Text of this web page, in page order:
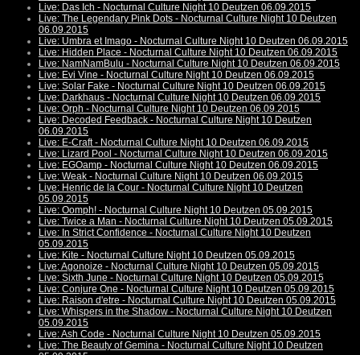
Live: Das Ich - Nocturnal Culture Night 10 Deutzen 06.09.2015
Live: The Legendary Pink Dots - Nocturnal Culture Night 10 Deutzen
06.09.2015
Live: Umbra et Imago - Nocturnal Culture Night 10 Deutzen 06.09.2015
Live: Hidden Place - Nocturnal Culture Night 10 Deutzen 06.09.2015
Live: NamNamBulu - Nocturnal Culture Night 10 Deutzen 06.09.2015
Live: Evi Vine - Nocturnal Culture Night 10 Deutzen 06.09.2015
Live: Solar Fake - Nocturnal Culture Night 10 Deutzen 06.09.2015
Live: Darkhaus - Nocturnal Culture Night 10 Deutzen 06.09.2015
Live: Orph - Nocturnal Culture Night 10 Deutzen 06.09.2015
Live: Decoded Feedback - Nocturnal Culture Night 10 Deutzen
06.09.2015
Live: E-Craft - Nocturnal Culture Night 10 Deutzen 06.09.2015
Live: Lizard Pool - Nocturnal Culture Night 10 Deutzen 06.09.2015
Live: EGOamp - Nocturnal Culture Night 10 Deutzen 06.09.2015
Live: Weak - Nocturnal Culture Night 10 Deutzen 06.09.2015
Live: Henric de la Cour - Nocturnal Culture Night 10 Deutzen
05.09.2015
Live: Oomph! - Nocturnal Culture Night 10 Deutzen 05.09.2015
Live: Twice a Man - Nocturnal Culture Night 10 Deutzen 05.09.2015
Live: In Strict Confidence - Nocturnal Culture Night 10 Deutzen
05.09.2015
Live: Kite - Nocturnal Culture Night 10 Deutzen 05.09.2015
Live: Agonoize - Nocturnal Culture Night 10 Deutzen 05.09.2015
Live: Sixth June - Nocturnal Culture Night 10 Deutzen 05.09.2015
Live: Conjure One - Nocturnal Culture Night 10 Deutzen 05.09.2015
Live: Raison d'etre - Nocturnal Culture Night 10 Deutzen 05.09.2015
Live: Whispers in the Shadow - Nocturnal Culture Night 10 Deutzen
05.09.2015
Live: Ash Code - Nocturnal Culture Night 10 Deutzen 05.09.2015
Live: The Beauty of Gemina - Nocturnal Culture Night 10 Deutzen